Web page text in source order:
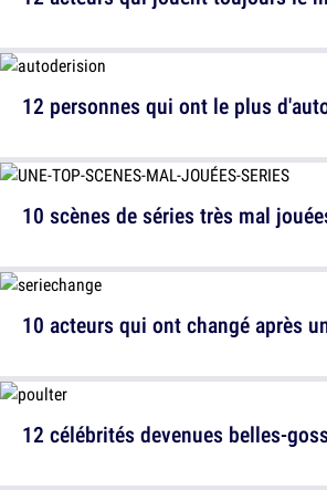
10 scènes de séries très mal
12 célébrités devenues belles-
12 personnes qui ont le plus
10 acteurs qui ont changé après